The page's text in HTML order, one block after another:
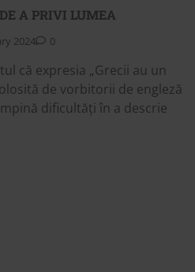
A PRIVI LUMEA
2024 0
că expresia „Grecii au un
de vorbitorii de engleză
dificultăți în a descrie